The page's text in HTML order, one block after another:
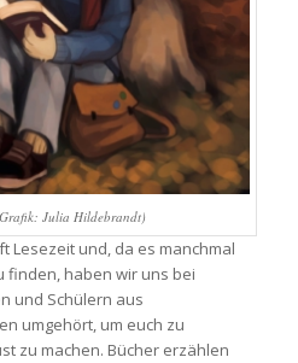
Julia Hildebrandt)
Lesezeit und, da es manchmal
finden, haben wir uns bei
und Schülern aus
umgehört, um euch zu
zu machen. Bücher erzählen